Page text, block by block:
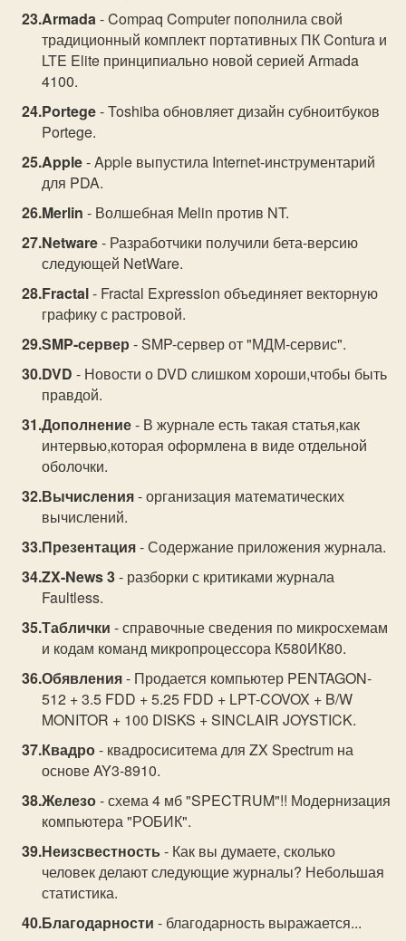
Armada- Compaq Computer пополнила свой
традиционный комплект портативных ПК Contura и
LTE Elite принципиально новой серией Armada
4100.
Portege- Toshiba обновляет дизайн субноитбуков
Portege.
Apple- Apple выпустила Internet-инструментарий
для PDA.
Merlin - Волшебная Melin против NT.
Netware- Разработчики получили бета-версию
следующей NetWare.
Fractal- Fractal Expression объединяет векторную
графику с растровой.
SMP-сервер - SMP-сервер от "МДМ-сервис".
DVD - Новости о DVD слишком хороши,чтобы быть
правдой.
Дополнение- В журнале есть такая статья,как
интервью,которая оформлена в виде отдельной
оболочки.
Вычисления- организация математических
вычислений.
Презентация- Содержание приложения журнала.
ZX-News 3- разборки с критиками журнала
Faultless.
Таблички - справочные сведения по микросхемам
и кодам команд микропроцессора К580ИК80.
Обявления- Продается компьютер PENTAGON-
512 + 3.5 FDD + 5.25 FDD + LPT-COVOX + B/W
MONITOR + 100 DISKS + SINCLAIR JOYSTICK.
Квадро- квадросиситема для ZX Spectrum на
основе AY3-8910.
Железо- схема 4 мб "SPECTRUM"!! Модернизация
компьютера "РОБИК".
Неизсвестность - Как вы думаете, сколько
человек делают следующие журналы? Небольшая
статистика.
Благодарности - благодарность выражается...